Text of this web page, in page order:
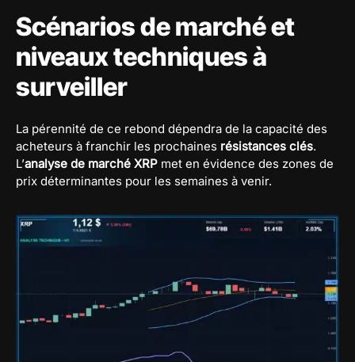
Scénarios de marché et
niveaux techniques à
surveiller
La pérennité de ce rebond dépendra de la capacité des
acheteurs à franchir les prochaines résistances clés.
L’analyse de marché XRP met en évidence des zones de
prix déterminantes pour les semaines à venir.